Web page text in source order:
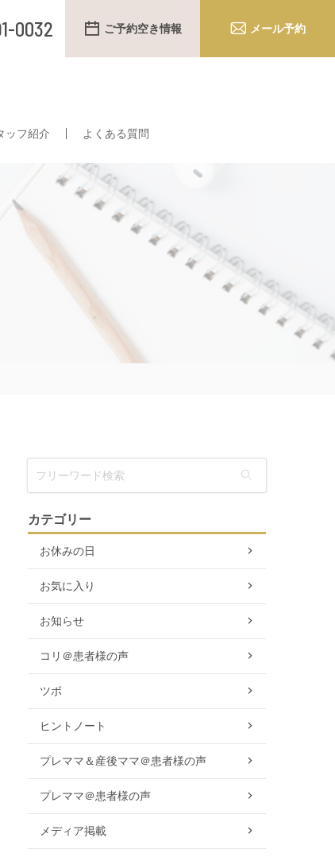
ッフ紹介 よくある質問
0032 ご予約空き情報 メール予約
カテゴリー
お休みの日
お気に入り
お知らせ
コリ＠患者様の声
ツボ
ヒントノート
プレママ＆産後ママ＠患者様の声
プレママ＠患者様の声
メディア掲載